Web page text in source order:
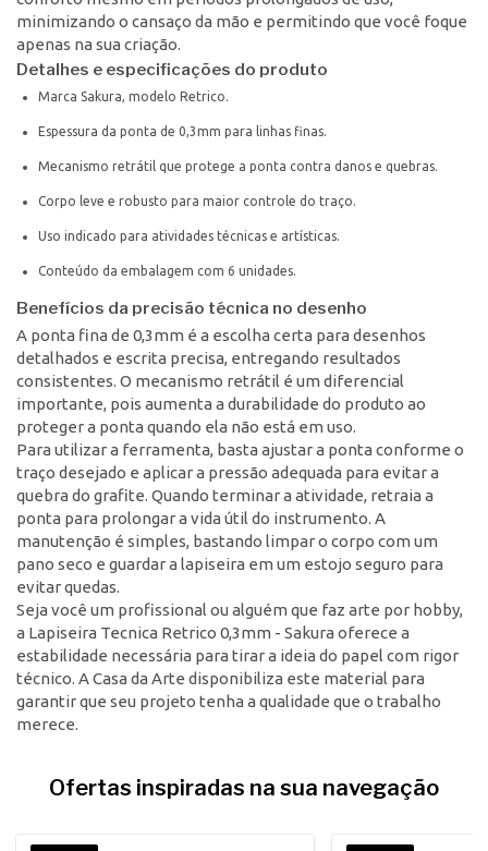
minimizando o cansaço da mão e permitindo que você foque
apenas na sua criação.
Detalhes e especificações do produto
Marca Sakura, modelo Retrico.
Espessura da ponta de 0,3mm para linhas finas.
Mecanismo retrátil que protege a ponta contra danos e quebras.
Corpo leve e robusto para maior controle do traço.
Uso indicado para atividades técnicas e artísticas.
Conteúdo da embalagem com 6 unidades.
Benefícios da precisão técnica no desenho
A ponta fina de 0,3mm é a escolha certa para desenhos
detalhados e escrita precisa, entregando resultados
consistentes. O mecanismo retrátil é um diferencial
importante, pois aumenta a durabilidade do produto ao
proteger a ponta quando ela não está em uso.
Para utilizar a ferramenta, basta ajustar a ponta conforme o
traço desejado e aplicar a pressão adequada para evitar a
quebra do grafite. Quando terminar a atividade, retraia a
ponta para prolongar a vida útil do instrumento. A
manutenção é simples, bastando limpar o corpo com um
pano seco e guardar a lapiseira em um estojo seguro para
evitar quedas.
Seja você um profissional ou alguém que faz arte por hobby,
a Lapiseira Tecnica Retrico 0,3mm - Sakura oferece a
estabilidade necessária para tirar a ideia do papel com rigor
técnico. A Casa da Arte disponibiliza este material para
garantir que seu projeto tenha a qualidade que o trabalho
merece.
Ofertas inspiradas na sua navegação